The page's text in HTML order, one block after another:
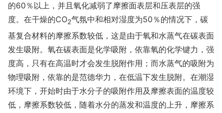
的60％以上，并且氧化减弱了摩擦面表层和压表层的强
度。在干燥的CO2气氛中和相对湿度为50％的情况下，碳
基复合材料的摩擦系数较低，这是由于氧和水蒸气在碳表面
发生吸附。氧在碳表面是化学吸附，依靠氧的化学键力，强
度高，只有在高温时才会发生脱附作用；而水蒸气的吸附为
物理吸附，依靠的是范德华力，在低温下发生脱附。在潮湿
环境下，开始时由于水分子的吸附作用及摩擦表面的温度较
低，摩擦系数较低，随着水分的蒸发和温度的上升，摩擦系